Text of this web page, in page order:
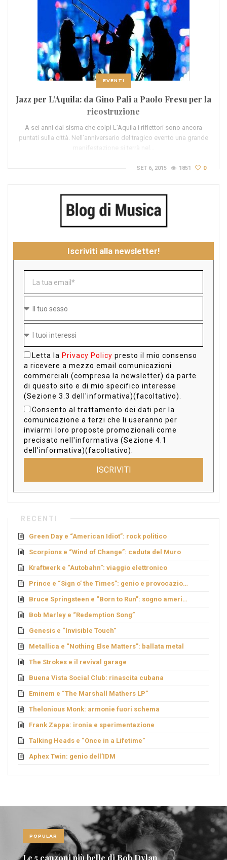
EVENTI
Jazz per L’Aquila: da Gino Pali a Paolo Fresu per la
ricostruzione
A sei anni dal sisma che colpì L’Aquila i riflettori sono ancora
puntati sulla città. Nell’anniversario del tragico evento una grande
manifestazione si terrà nel…
SET 6, 2015 1851 0
Iscriviti alla newsletter!
Letta la Privacy Policy presto il mio consenso
a ricevere a mezzo email comunicazioni
commerciali (compresa la newsletter) da parte
di questo sito e di mio specifico interesse
(Sezione 3.3 dell'informativa)(facoltativo).
Consento al trattamento dei dati per la
comunicazione a terzi che li useranno per
inviarmi loro proposte promozionali come
precisato nell'informativa (Sezione 4.1
dell'informativa)(facoltativo).
ISCRIVITI
RECENTI
Green Day e “American Idiot”: rock politico
Scorpions e “Wind of Change”: caduta del Muro
Kraftwerk e “Autobahn”: viaggio elettronico
Prince e “Sign o’ the Times”: genio e provocazione
Bruce Springsteen e “Born to Run”: sogno americano
Bob Marley e “Redemption Song”
Genesis e “Invisible Touch”
Metallica e “Nothing Else Matters”: ballata metal
The Strokes e il revival garage
Buena Vista Social Club: rinascita cubana
Eminem e “The Marshall Mathers LP”
Thelonious Monk: armonie fuori schema
Frank Zappa: ironia e sperimentazione
Talking Heads e “Once in a Lifetime”
Aphex Twin: genio dell’IDM
POPULAR
Le 5 canzoni più belle di Bob Dylan